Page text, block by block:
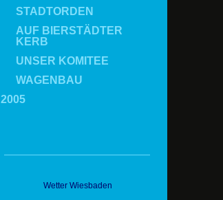
STADTORDEN
AUF BIERSTÄDTER
KERB
UNSER KOMITEE
WAGENBAU
2005
Wetter Wiesbaden